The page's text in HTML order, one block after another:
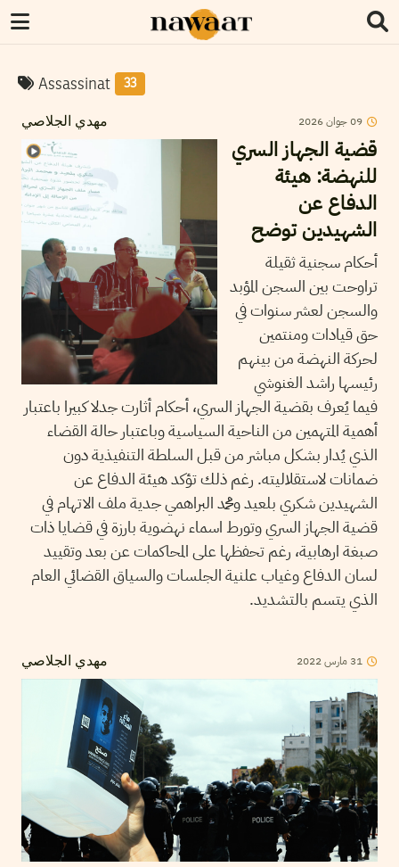
Assassinat 33
مهدي الجلاصي 09جوان2026
قضية الجهاز السري
للنهضة: هيئة
الدفاع عن
الشهيدين توضح
أحكام سجنية ثقيلة
تراوحت بين السجن المؤبد
والسجن لعشر سنوات في
حق قيادات ومنتمين
لحركة النهضة من بينهم
رئيسها راشد الغنوشي
فيما يُعرف بقضية الجهاز السري، أحكام أثارت جدلا كبيرا باعتبار
أهمية المتهمين من الناحية السياسية وباعتبار حالة القضاء
الذي يُدار بشكل مباشر من قبل السلطة التنفيذية دون
ضمانات لاستقلاليته. رغم ذلك تؤكد هيئة الدفاع عن
الشهيدين شكري بلعيد ومحمد البراهمي جدية ملف الاتهام في
قضية الجهاز السري وتورط اسماء نهضوية بارزة في قضايا ذات
صبغة ارهابية، رغم تحفظها على المحاكمات عن بعد وتقييد
لسان الدفاع وغياب علنية الجلسات والسياق القضائي العام
الذي يتسم بالتشديد.
مهدي الجلاصي 31 مارس2022